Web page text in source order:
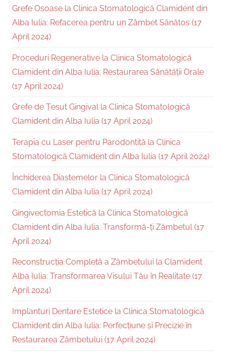
Grefe Osoase la Clinica Stomatologică Clamident din
Alba Iulia: Refacerea pentru un Zâmbet Sănătos (17
April 2024)
Proceduri Regenerative la Clinica Stomatologică
Clamident din Alba Iulia: Restaurarea Sănătății Orale
(17 April 2024)
Grefe de Țesut Gingival la Clinica Stomatologică
Clamident din Alba Iulia (17 April 2024)
Terapia cu Laser pentru Parodontită la Clinica
Stomatologică Clamident din Alba Iulia (17 April 2024)
Închiderea Diastemelor la Clinica Stomatologică
Clamident din Alba Iulia (17 April 2024)
Gingivectomia Estetică la Clinica Stomatologică
Clamident din Alba Iulia: Transformă-ți Zâmbetul (17
April 2024)
Reconstrucția Completă a Zâmbetului la Clamident
Alba Iulia: Transformarea Visului Tău în Realitate (17
April 2024)
Implanturi Dentare Estetice la Clinica Stomatologică
Clamident din Alba Iulia: Perfecțiune și Precizie în
Restaurarea Zâmbetului (17 April 2024)